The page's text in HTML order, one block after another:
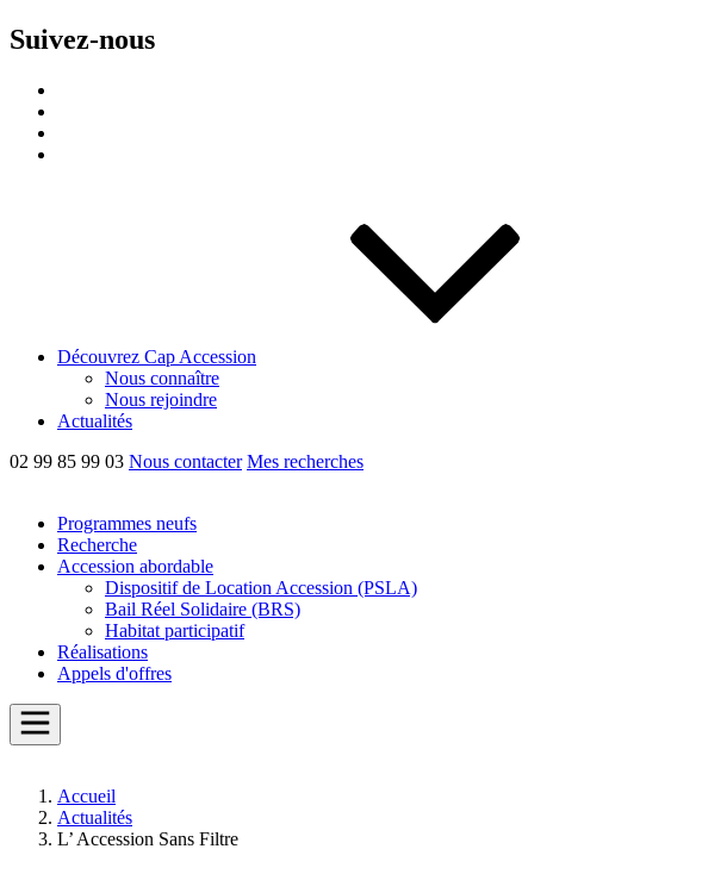
Suivez-nous
Découvrez Cap Accession
Nous connaître
Nous rejoindre
Actualités
02 99 85 99 03 Nous contacter Mes recherches
Programmes neufs
Recherche
Accession abordable
Dispositif de Location Accession (PSLA)
Bail Réel Solidaire (BRS)
Habitat participatif
Réalisations
Appels d'offres
Accueil
Actualités
L’ Accession Sans Filtre